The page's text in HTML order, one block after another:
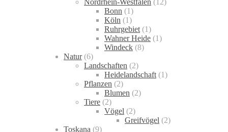
Bonn (1)
Köln (1)
Ruhrgebiet (1)
Wahner Heide (1)
Windeck (8)
Natur(6)
Landschaften (2)
Heidelandschaft (1)
Pflanzen (2)
Blumen (2)
Tiere (2)
Vögel (2)
Greifvögel (2)
Toskana (9)